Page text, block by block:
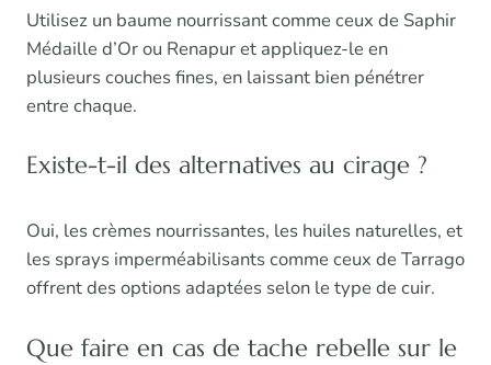
Utilisez un baume nourrissant comme ceux de Saphir
Médaille d’Or ou Renapur et appliquez-le en
plusieurs couches fines, en laissant bien pénétrer
entre chaque.
Existe-t-il des alternatives au cirage ?
Oui, les crèmes nourrissantes, les huiles naturelles, et
les sprays imperméabilisants comme ceux de Tarrago
offrent des options adaptées selon le type de cuir.
Que faire en cas de tache rebelle sur le